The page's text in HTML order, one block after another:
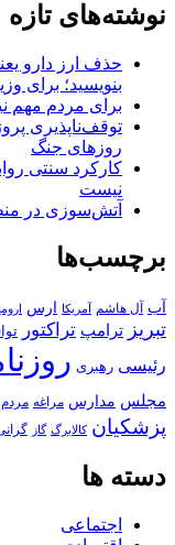
نوشته‌های تازه
حذف ارز دارو
بنویسید؛ برای
برای مردم مهم
توقف‌ناپذیری
روزهای جنگ
کارکرد سنتی
نیست
آتش‌سوزی در
برچسب‌ها
آب آل هاشم آمریکا ارس
تبریز ترامپ تراکتور
رئیسی رهبری
مجلس مدارس مراغه مردم
پزشکیان کالابرگ گاز
دسته ها
اجتماعی